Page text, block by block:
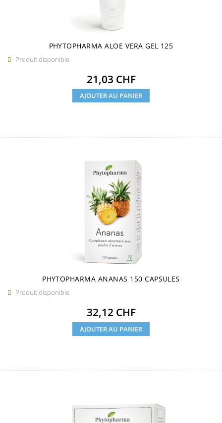
PHYTOPHARMA ALOE VERA GEL 125
 Produit disponible
Prix
21,03 CHF
AJOUTER AU PANIER
PHYTOPHARMA ANANAS 150 CAPSULES
 Produit disponible
Prix
32,12 CHF
AJOUTER AU PANIER